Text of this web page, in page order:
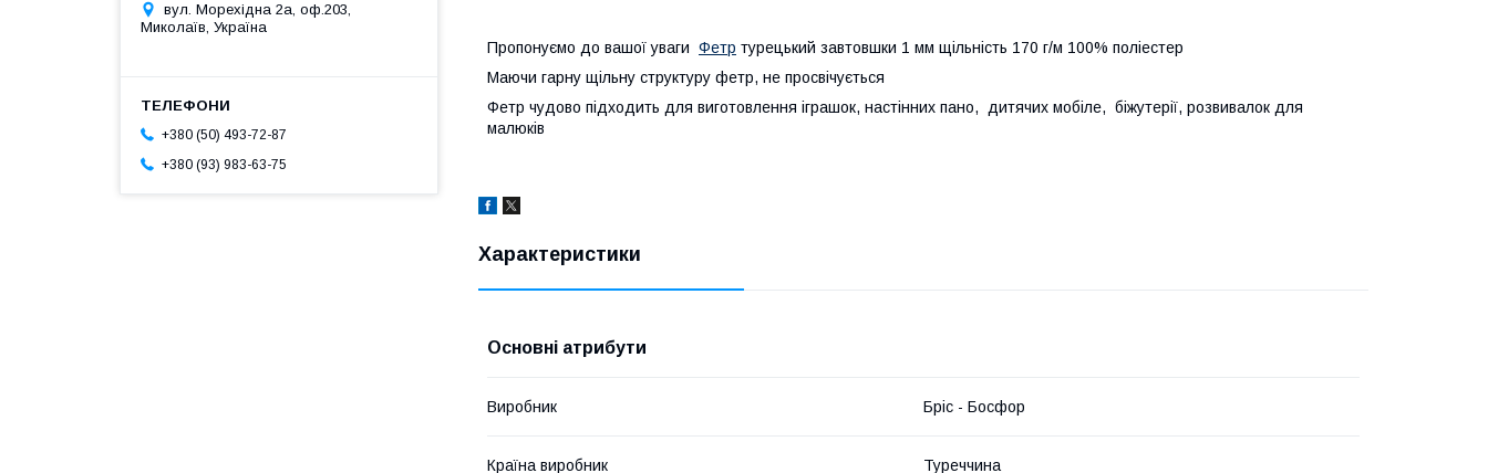
Пропонуємо до вашої уваги Фетр турецький завтовшки 1 мм щільність 170 г/м 100% поліестер
Маючи гарну щільну структуру фетр, не просвічується
Фетр чудово підходить для виготовлення іграшок, настінних пано, дитячих мобіле, біжутерії, розвивалок для
малюків
Характеристики
Основні атрибути
Виробник Бріс - Босфор
Країна виробник Туреччина
вул. Морехідна 2а, оф.203,
Миколаїв, Україна
+380 (50) 493-72-87
+380 (93) 983-63-75